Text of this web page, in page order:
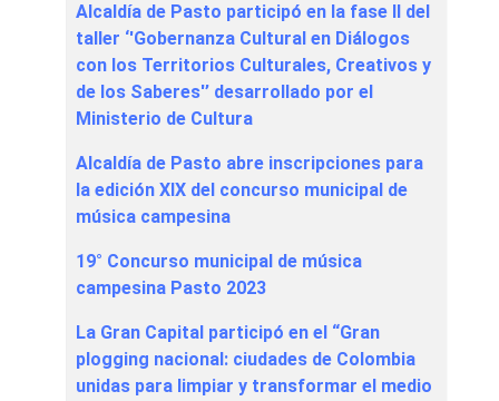
Alcaldía de Pasto participó en la fase II del
taller ‘'Gobernanza Cultural en Diálogos
con los Territorios Culturales, Creativos y
de los Saberes'’ desarrollado por el
Ministerio de Cultura
Alcaldía de Pasto abre inscripciones para
la edición XIX del concurso municipal de
música campesina
19° Concurso municipal de música
campesina Pasto 2023
La Gran Capital participó en el “Gran
plogging nacional: ciudades de Colombia
unidas para limpiar y transformar el medio